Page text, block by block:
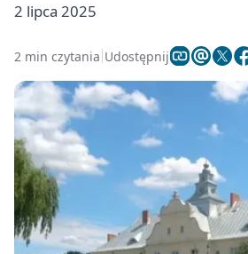
2 lipca 2025
2 min czytania Udostępnij